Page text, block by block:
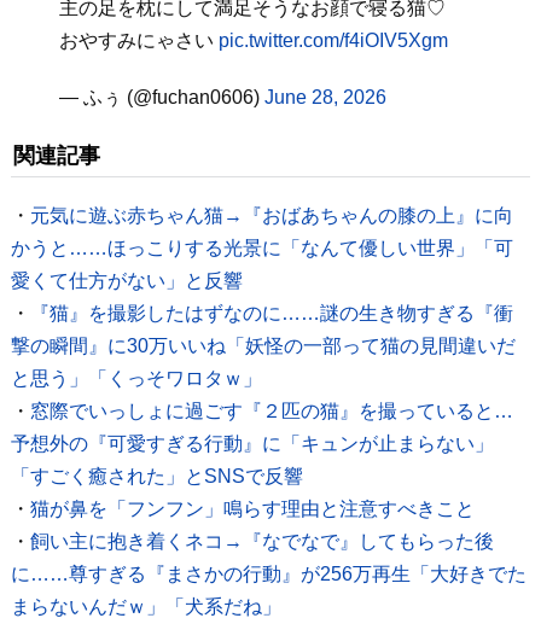
主の足を枕にして満足そうなお顔で寝る猫♡
おやすみにゃさい pic.twitter.com/f4iOIV5Xgm
— ふぅ (@fuchan0606) June 28, 2026
関連記事
・ 元気に遊ぶ赤ちゃん猫→『おばあちゃんの膝の上』に向
かうと……ほっこりする光景に「なんて優しい世界」「可
愛くて仕方がない」と反響
・
『猫』を撮影したはずなのに……謎の生き物すぎる『衝
撃の瞬間』に30万いいね「妖怪の一部って猫の見間違いだ
と思う」「くっそワロタｗ」
・ 窓際でいっしょに過ごす『２匹の猫』を撮っていると…
予想外の『可愛すぎる行動』に「キュンが止まらない」
「すごく癒された」とSNSで反響
・ 猫が鼻を「フンフン」鳴らす理由と注意すべきこと
・ 飼い主に抱き着くネコ→『なでなで』してもらった後
に……尊すぎる『まさかの行動』が256万再生「大好きでた
まらないんだｗ」「犬系だね」